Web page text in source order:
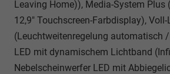
Leaving Home)), Media-System
12,9" Touchscreen-Farbdisplay), Voll-
(Leuchtweitenregelung automatisch
LED mit dynamischem Lichtband
Nebelscheinwerfer LED mit